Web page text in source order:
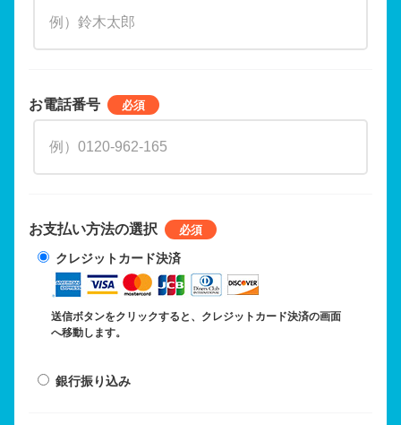
お電話番号
お支払い方法の選択
クレジットカード決済
送信ボタンをクリックすると、クレジットカード決済の画面
へ移動します。
銀行振り込み